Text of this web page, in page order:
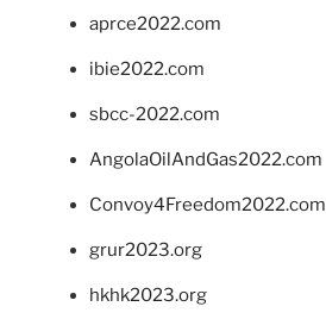
aprce2022.com
ibie2022.com
sbcc-2022.com
AngolaOilAndGas2022.com
Convoy4Freedom2022.com
grur2023.org
hkhk2023.org